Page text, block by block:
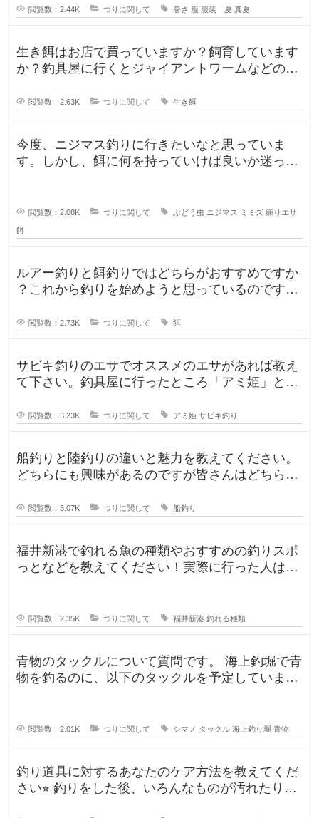
閲覧数：2.44K つりに関して 暑さ 服 服装 夏 真夏
生き餌はお店で買っていますか？飼育しています
か？釣具屋に行くとジャイアントワームなどの生
閲覧数：2.63K つりに関して 生き餌
今度、ニジマス釣りに行きたいなと思っていま
す。しかし、餌に何を持っていけば良いか迷って
閲覧数：2.08K つりに関して ぶどう虫 ニジマス ミミズ 練りエサ
餌
ルアー釣りと餌釣りではどちらがおすすめですか
？これから釣りを始めようと思っているのです
閲覧数：2.73K つりに関して 餌
サビキ釣りのエサでオススメのエサがあれば教え
て下さい。釣具屋に行ったところ「アミ姫」とい
閲覧数：3.23K つりに関して アミ姫 サビキ釣り
船釣りと陸釣りの違いと魅力を教えてください。
どちらにも興味があるのですが皆さんはどちらが
閲覧数：3.07K つりに関して 船釣り
福井新港で釣れる魚の種類やおすすめの釣りスポ
っとなどを教えてください！実際に行った人はど
閲覧数：2.35K つりに関して 福井新港 釣れる種類
青物のタックルについて質問です。 海上釣堀で青
物を釣るのに、以下のタックルを予定していま
閲覧数：2.01K つりに関して シマノ タックル 海上釣り堀 青物
釣り道具に対するあなたのケア方法を教えてくだ
さい⭐︎ 釣りをした後、いろんなものが汚れたりし